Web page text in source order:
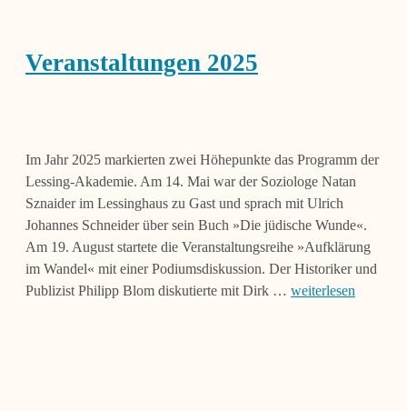
Veranstaltungen 2025
Im Jahr 2025 markierten zwei Höhepunkte das Programm der
Lessing-Akademie. Am 14. Mai war der Soziologe Natan
Sznaider im Lessinghaus zu Gast und sprach mit Ulrich
Johannes Schneider über sein Buch »Die jüdische Wunde«.
Am 19. August startete die Veranstaltungsreihe »Aufklärung
im Wandel« mit einer Podiumsdiskussion. Der Historiker und
Publizist Philipp Blom diskutierte mit Dirk … weiterlesen